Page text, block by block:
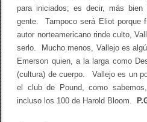
para iniciados; es decir, más
gente. Tampoco será Eliot porque
autor norteamericano rinde culto,
serlo. Mucho menos, Vallejo es
Emerson quien, a la larga como
(cultura) de cuerpo. Vallejo es un
el club de Pound, como
incluso los 100 de Harold Bloom.